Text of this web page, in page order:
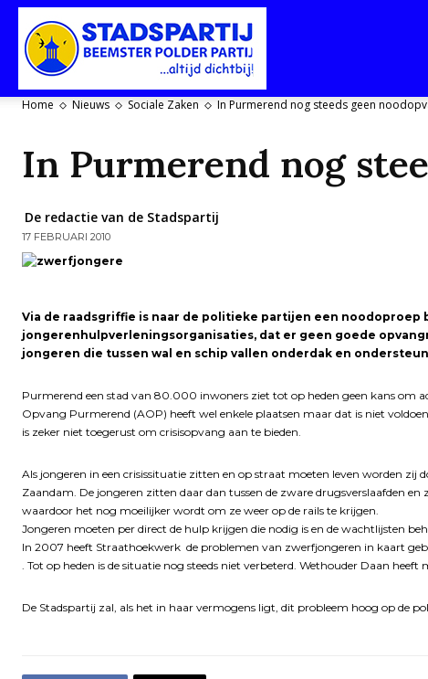
Polderpartij
Home Nieuws Sociale Zaken In Purmerend nog steeds geen
In Purmerend nog
De redactie van de Stadspartij
17 FEBRUARI 2010
Via de raadsgriffie is naar de politieke partijen een noodoproep
jongerenhulpverleningsorganisaties, dat er geen goede
jongeren die tussen wal en schip vallen onderdak en
Purmerend een stad van 80.000 inwoners ziet tot op heden geen kans om
Opvang Purmerend (AOP) heeft wel enkele plaatsen maar dat is niet
is zeker niet toegerust om crisisopvang aan te bieden.
Als jongeren in een crisissituatie zitten en op straat moeten leven worden
Zaandam. De jongeren zitten daar dan tussen de zware drugsverslaafden
waardoor het nog moeilijker wordt om ze weer op de rails te krijgen.
Jongeren moeten per direct de hulp krijgen die nodig is en de wachtlijsten
In 2007 heeft Straathoekwerk de problemen van zwerfjongeren in kaart
. Tot op heden is de situatie nog steeds niet verbeterd. Wethouder Daan
De Stadspartij zal, als het in haar vermogens ligt, dit probleem hoog op de